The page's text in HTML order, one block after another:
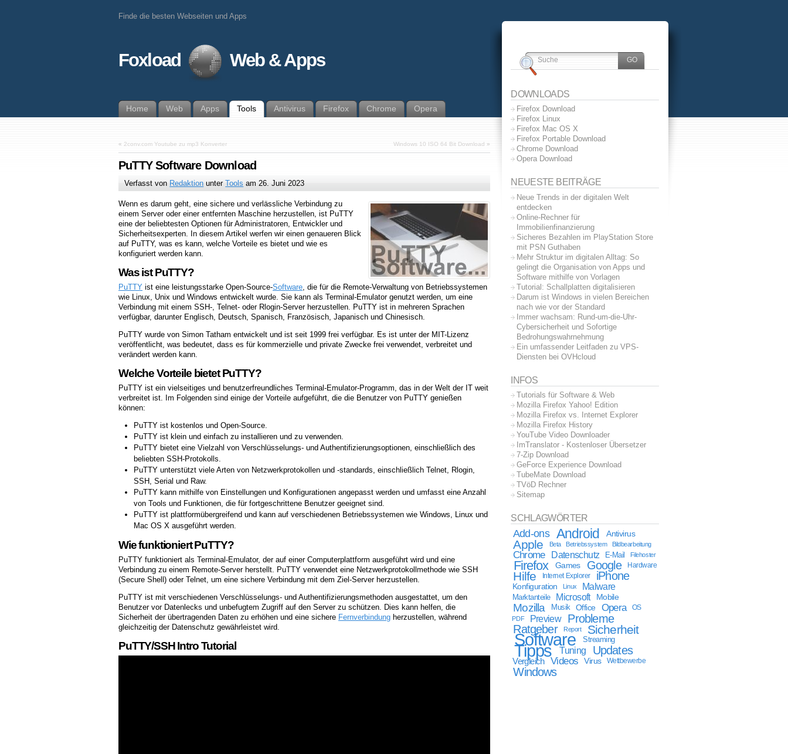
Finde die besten Webseiten und Apps
Foxload Web & Apps
Home Web Apps Tools Antivirus Firefox Chrome Opera
« 2conv.com Youtube zu mp3 Konverter Windows 10 ISO 64 Bit Download »
PuTTY Software Download
Verfasst von Redaktion unterTools am26. Juni 2023
Wenn es darum geht, eine sichere und verlässliche Verbindung zu
einem Server oder einer entfernten Maschine herzustellen, ist PuTTY
eine der beliebtesten Optionen für Administratoren, Entwickler und
Sicherheitsexperten. In diesem Artikel werfen wir einen genaueren Blick
auf PuTTY, was es kann, welche Vorteile es bietet und wie es
konfiguriert werden kann.
Was ist PuTTY?
PuTTY ist eine leistungsstarke Open-Source-Software , die für die Remote-Verwaltung von Betriebssystemen
wie Linux, Unix und Windows entwickelt wurde. Sie kann als Terminal-Emulator genutzt werden, um eine
Verbindung mit einem SSH-, Telnet- oder Rlogin-Server herzustellen. PuTTY ist in mehreren Sprachen
verfügbar, darunter Englisch, Deutsch, Spanisch, Französisch, Japanisch und Chinesisch.
PuTTY wurde von Simon Tatham entwickelt und ist seit 1999 frei verfügbar. Es ist unter der MIT-Lizenz
veröffentlicht, was bedeutet, dass es für kommerzielle und private Zwecke frei verwendet, verbreitet und
verändert werden kann.
Welche Vorteile bietet PuTTY?
PuTTY ist ein vielseitiges und benutzerfreundliches Terminal-Emulator-Programm, das in der Welt der IT weit
verbreitet ist. Im Folgenden sind einige der Vorteile aufgeführt, die die Benutzer von PuTTY genießen
können:
PuTTY ist kostenlos und Open-Source.
PuTTY ist klein und einfach zu installieren und zu verwenden.
PuTTY bietet eine Vielzahl von Verschlüsselungs- und Authentifizierungsoptionen, einschließlich des
beliebten SSH-Protokolls.
PuTTY unterstützt viele Arten von Netzwerkprotokollen und -standards, einschließlich Telnet, Rlogin,
SSH, Serial und Raw.
PuTTY kann mithilfe von Einstellungen und Konfigurationen angepasst werden und umfasst eine Anzahl
von Tools und Funktionen, die für fortgeschrittene Benutzer geeignet sind.
PuTTY ist plattformübergreifend und kann auf verschiedenen Betriebssystemen wie Windows, Linux und
Mac OS X ausgeführt werden.
Wie funktioniert PuTTY?
PuTTY funktioniert als Terminal-Emulator, der auf einer Computerplattform ausgeführt wird und eine
Verbindung zu einem Remote-Server herstellt. PuTTY verwendet eine Netzwerkprotokollmethode wie SSH
(Secure Shell) oder Telnet, um eine sichere Verbindung mit dem Ziel-Server herzustellen.
PuTTY ist mit verschiedenen Verschlüsselungs- und Authentifizierungsmethoden ausgestattet, um den
Benutzer vor Datenlecks und unbefugtem Zugriff auf den Server zu schützen. Dies kann helfen, die
Sicherheit der übertragenden Daten zu erhöhen und eine sichere Fernverbindung herzustellen, während
gleichzeitig der Datenschutz gewährleistet wird.
PuTTY/SSH Intro Tutorial
DOWNLOADS
Firefox Download
Firefox Linux
Firefox Mac OS X
Firefox Portable Download
Chrome Download
Opera Download
NEUESTE BEITRÄGE
Neue Trends in der digitalen Welt
entdecken
Online-Rechner für
Immobilienfinanzierung
Sicheres Bezahlen im PlayStation Store
mit PSN Guthaben
Mehr Struktur im digitalen Alltag: So
gelingt die Organisation von Apps und
Software mithilfe von Vorlagen
Tutorial: Schallplatten digitalisieren
Darum ist Windows in vielen Bereichen
nach wie vor der Standard
Immer wachsam: Rund-um-die-Uhr-
Cybersicherheit und Sofortige
Bedrohungswahrnehmung
Ein umfassender Leitfaden zu VPS-
Diensten bei OVHcloud
INFOS
Tutorials für Software & Web
Mozilla Firefox Yahoo! Edition
Mozilla Firefox vs. Internet Explorer
Mozilla Firefox History
YouTube Video Downloader
ImTranslator - Kostenloser Übersetzer
7-Zip Download
GeForce Experience Download
TubeMate Download
TVöD Rechner
Sitemap
SCHLAGWÖRTER
Add-ons Android Antivirus
Apple Beta Betriebssystem Bildbearbeitung
Chrome Datenschutz E-Mail Filehoster
Firefox Games Google Hardware
Hilfe Internet Explorer iPhone
Konfiguration Linux Malware
Marktanteile Microsoft Mobile
Mozilla Musik Office Opera
OS
PDF
Preview
Probleme
Ratgeber
Report Sicherheit
Software Streaming
Tipps Tuning Updates
Vergleich Videos Virus Wettbewerbe
Windows